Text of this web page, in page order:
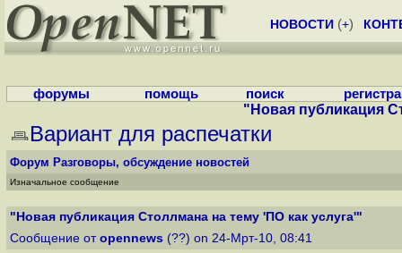
НОВОСТИ (+)
форумы помощь поиск
"Новая публикация
Вариант для распечатки
Форум Разговоры, обсуждение новостей
Изначальное сообщение
"Новая публикация Столлмана на тему 'ПО как услуга'"
Сообщение от opennews (??) on 24-Мрт-10, 08:41